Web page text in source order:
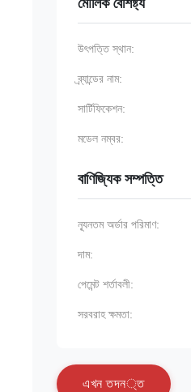
মৌলিক বৈশিষ্ট্য
উৎপত্তি স্থান:
ব্র্যান্ডের নাম:
সার্টিফিকেশন:
মডেল নম্বর:
বাণিজ্যিক সম্পত্তি
ন্যূনতম অর্ডার পরিমাণ:
দাম:
পেমেন্ট শর্তাবলী:
সরবরাহ ক্ষমতা:
এখন তদন্ত